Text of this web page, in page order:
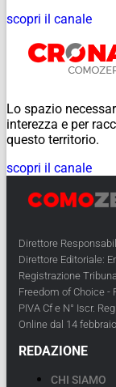
scopri il canale
Lo spazio
interezza e per
questo territorio.
scopri il canale
Direttore
Direttore Editoriale:
Registrazione
Freedom of Choice -
PIVA Cf e N° Iscr.
Online dal 14
REDAZIONE
CHI SIAMO